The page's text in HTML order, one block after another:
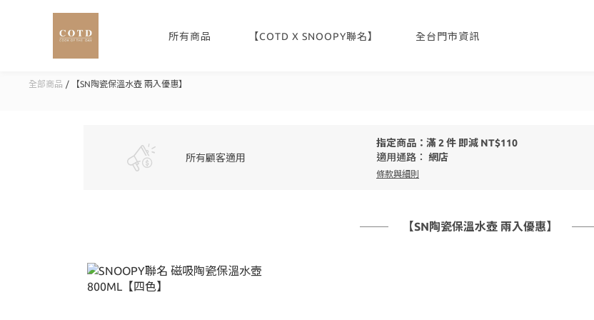
所有商品 【COTD X SNOOPY聯名】 全台門市資訊
全部商品 【SN陶瓷保溫水壺 兩入優惠】
所有顧客適用
指定商品：滿 2 件 即減 NT$110
適用通路： 網店
條款與細則
【SN陶瓷保溫水壺 兩入優惠】